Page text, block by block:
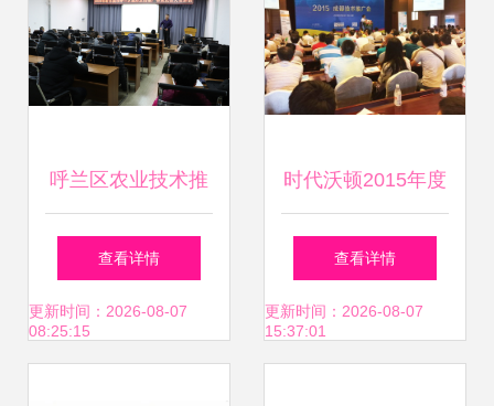
动启动 能化
呼兰区农业技术推
广人员能力提升培
训暨旅游开发项目
查看详情
更新时间：2026-08-07
08:25:15
时代沃顿2015年度
技术推广区域性会
议首站于成都成功
查看详情
更新时间：2026-08-07
15:37:01